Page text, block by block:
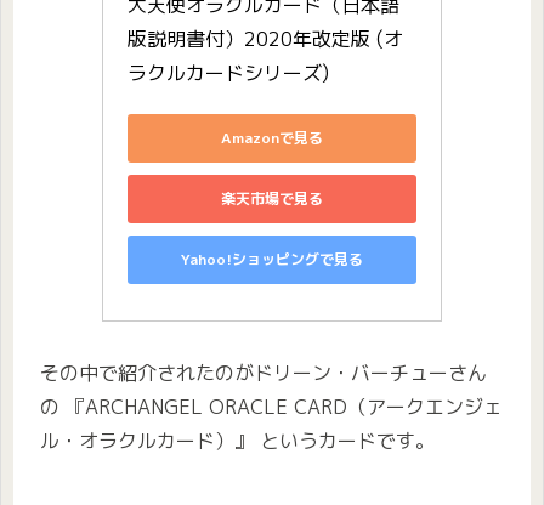
版説明書付）2020年改定版 (オ
ラクルカードシリーズ)
Amazonで見る
楽天市場で見る
Yahoo!ショッピングで見る
その中で紹介されたのがドリーン・バーチューさん
の 『ARCHANGEL ORACLE CARD（アークエンジェ
ル・オラクルカード）』 というカードです。